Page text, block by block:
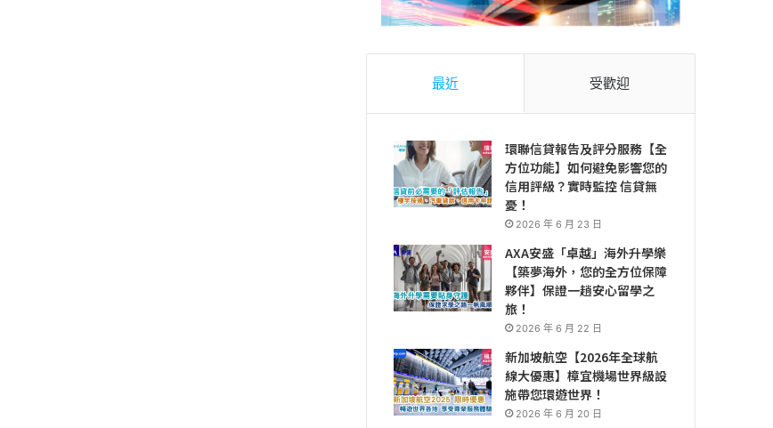
最近 受歡迎
環聯信貸報告及評分服務【全
方位功能】如何避免影響您的
信用評級？實時監控 信貸無
憂！
2026 年 6 月 23 日
AXA安盛「卓越」海外升學樂
【築夢海外，您的全方位保障
夥伴】保證一趟安心留學之
旅！
2026 年 6 月 22 日
新加坡航空【2026年全球航
線大優惠】樟宜機場世界級設
施帶您環遊世界！
2026 年 6 月 20 日